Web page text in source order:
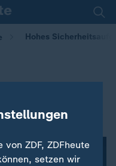
Hohes
ZDF, ZDFheute
setzen wir